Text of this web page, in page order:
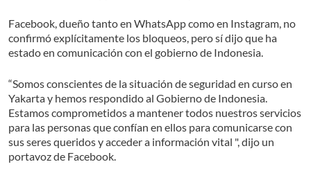
Facebook, dueño tanto en WhatsApp como en Instagram, no
confirmó explícitamente los bloqueos, pero sí dijo que ha
estado en comunicación con el gobierno de Indonesia.
“Somos conscientes de la situación de seguridad en curso en
Yakarta y hemos respondido al Gobierno de Indonesia.
Estamos comprometidos a mantener todos nuestros servicios
para las personas que confían en ellos para comunicarse con
sus seres queridos y acceder a información vital ", dijo un
portavoz de Facebook.